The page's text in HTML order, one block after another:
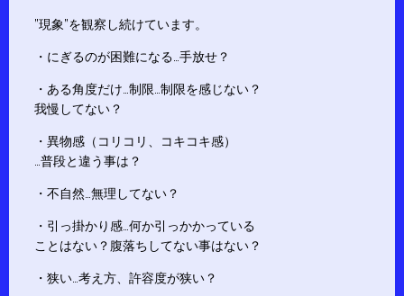
”現象”を観察し続けています。
・にぎるのが困難になる…手放せ？
・ある角度だけ…制限…制限を感じない？
我慢してない？
・異物感（コリコリ、コキコキ感）
…普段と違う事は？
・不自然…無理してない？
・引っ掛かり感…何か引っかかっている
ことはない？腹落ちしてない事はない？
・狭い…考え方、許容度が狭い？